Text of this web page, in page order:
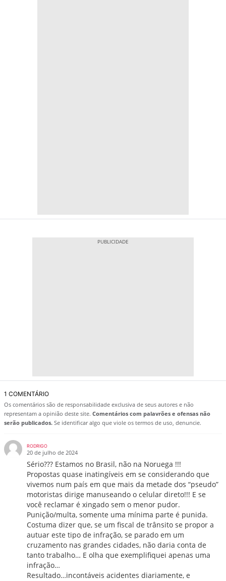
1 COMENTÁRIO
Os comentários são de responsabilidade exclusiva de seus autores e não
representam a opinião deste site. Comentários com palavrões e ofensas não
serão publicados. Se identificar algo que viole os termos de uso, denuncie.
RODRIGO
20 de julho de 2024
Sério??? Estamos no Brasil, não na Noruega !!!
Propostas quase inatingíveis em se considerando que
vivemos num país em que mais da metade dos “pseudo”
motoristas dirige manuseando o celular direto!!! E se
você reclamar é xingado sem o menor pudor.
Punição/multa, somente uma mínima parte é punida.
Costuma dizer que, se um fiscal de trânsito se propor a
autuar este tipo de infração, se parado em um
cruzamento nas grandes cidades, não daria conta de
tanto trabalho… E olha que exemplifiquei apenas uma
infração…
Resultado…incontáveis acidentes diariamente, e